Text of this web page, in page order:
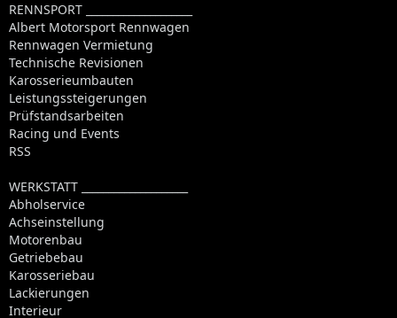
RENNSPORT ____________________
Albert Motorsport Rennwagen
Rennwagen Vermietung
Technische Revisionen
Karosserieumbauten
Leistungssteigerungen
Prüfstandsarbeiten
Racing und Events
RSS
WERKSTATT ____________________
Abholservice
Achseinstellung
Motorenbau
Getriebebau
Karosseriebau
Lackierungen
Interieur